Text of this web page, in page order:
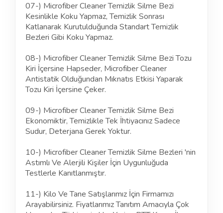
07-) Microfiber Cleaner Temizlik Silme Bezi
Kesinlikle Koku Yapmaz, Temizlik Sonrası
Katlanarak Kurutulduğunda Standart Temizlik
Bezleri Gibi Koku Yapmaz.
08-) Microfiber Cleaner Temizlik Silme Bezi Tozu
Kiri İçersine Hapseder, Microfiber Cleaner
Antistatik Olduğundan Mıknatıs Etkisi Yaparak
Tozu Kiri İçersine Çeker.
09-) Microfiber Cleaner Temizlik Silme Bezi
Ekonomiktir, Temizlikle Tek İhtiyacınız Sadece
Sudur, Deterjana Gerek Yoktur.
10-) Microfiber Cleaner Temizlik Silme Bezleri 'nin
Astımlı Ve Alerjili Kişiler İçin Uygunluğuda
Testlerle Kanıtlanmıştır.
11-) Kilo Ve Tane Satışlarımız İçin Firmamızı
Arayabilirsiniz. Fiyatlarımız Tanıtım Amacıyla Çok